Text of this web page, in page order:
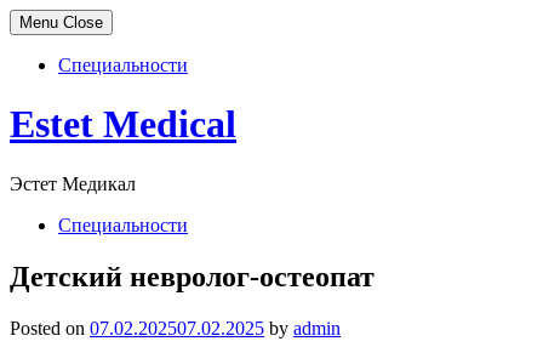
Menu Close
Специальности
Skip
to
Estet Medical
Эстет Медикал
Специальности
Детский невролог-остеопат
Posted on 07.02.202507.02.2025 by admin